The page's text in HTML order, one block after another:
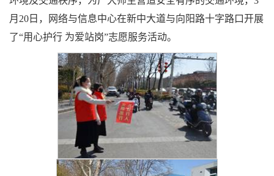
月20日，网络与信息中心在新中大道与向阳路十字路口开展
了“用心护行 为爱站岗”志愿服务活动。